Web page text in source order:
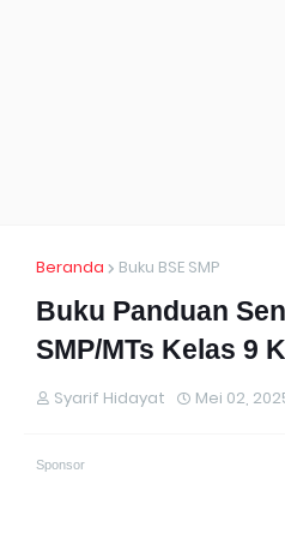
Beranda Buku BSE SMP
Buku Panduan
SMP/MTs Kelas 9
Syarif Hidayat Mei 02,
Sponsor